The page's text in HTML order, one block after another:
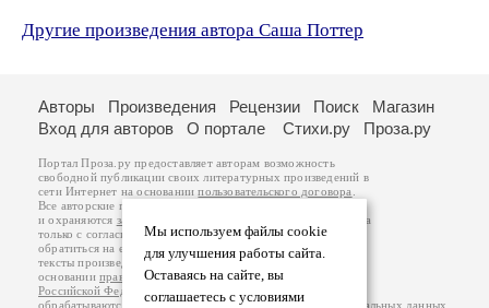
Другие произведения автора Саша Поттер
Мы используем файлы cookie
для улучшения работы сайта.
Оставаясь на сайте, вы
соглашаетесь с условиями
Авторы Произведения Рецензии Поиск
Магазин
Вход для авторов
О портале Стихи.ру Проза.ру
Портал Проза.ру предоставляет авторам возможность
свободной публикации своих литературных произведений в
сети Интернет на основаниипользовательского договора
Все авторские права на произведения принадлежат авторам
и охраняются законом
. Перепечатка произведений возможна
только с согласия его автора, к которому вы можете
обратиться на его авторской странице. Ответственность за
тексты произведений авторы несут самостоятельно на
основанииправил публикацииизаконодательства
Российской Федерации
обрабатываются на основанииПолитики обработки персональных данных